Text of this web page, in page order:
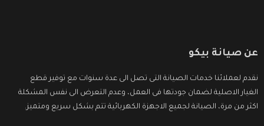
عن صيانة بيكو
نقدم لعملائنا خدمات الصيانة التى تصل الى عدة سنوات مع توفير قطع
الغيار الاصلية لضمان جودتها فى العمل، وعدم التعرض الى نفس المشكلة
اكثر من مرة، الصيانة لجميع الاجهزة الكهربائية تتم بشكل سريع ومتميز.